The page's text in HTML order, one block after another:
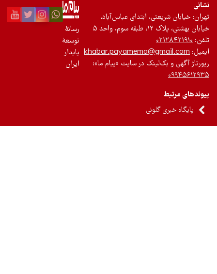
خیابان شریعتی، ابتدای عباس‌آباد،
بهشتی، پلاک ۱۲، طبقه سوم، واحد ۵
۰۲۱۲۸۴۲۱۹۱۰
khabar.payamema@gmail.com
آگهی و بک‌لینک در سایت «پیام ما»:
مرتبط
پایگاه خبری گلونی
رسانۀ
توسعۀ
پایدار
ایران